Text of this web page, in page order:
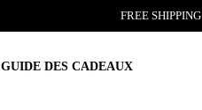
FREE SHIPPING
GUIDE DES CADEAUX